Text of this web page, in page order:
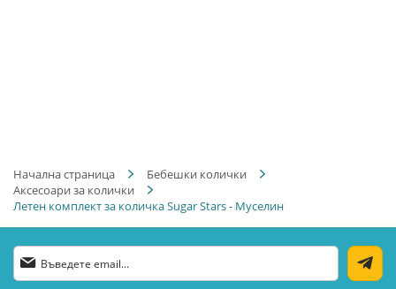
Начална страница
Бебешки колички
Аксесоари за колички
Летен комплект за количка Sugar Stars - Муселин
Абонирай
се